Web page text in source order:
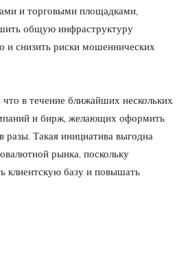
и торговыми площадками,
общую инфраструктуру
и снизить риски мошеннических
в течение ближайших нескольких
и бирж, желающих оформить
разы. Такая инициатива выгодна
рынка, поскольку
клиентскую базу и повышать